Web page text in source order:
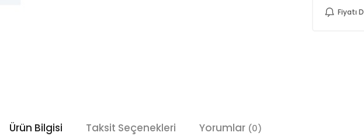
Fiyatı
Ürün Bilgisi Taksit Seçenekleri Yorumlar (0)